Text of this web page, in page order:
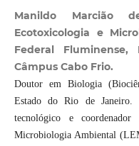
Manildo Marcião
Ecotoxicologia e
Federal Fluminense,
Câmpus Cabo Frio.
Doutor em Biologia
Estado do Rio de Janeiro.
tecnológico e
Microbiologia Ambiental